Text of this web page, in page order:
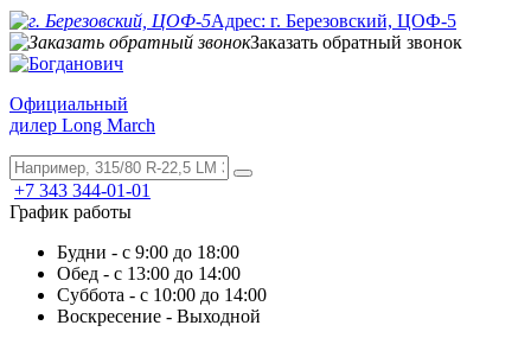
Адрес: г. Березовский, ЦОФ-5
Заказать обратный звонок
Официальный
дилер Long March
+7 343 344-01-01
График работы
Будни - с 9:00 до 18:00
Обед - с 13:00 до 14:00
Суббота - с 10:00 до 14:00
Воскресение - Выходной